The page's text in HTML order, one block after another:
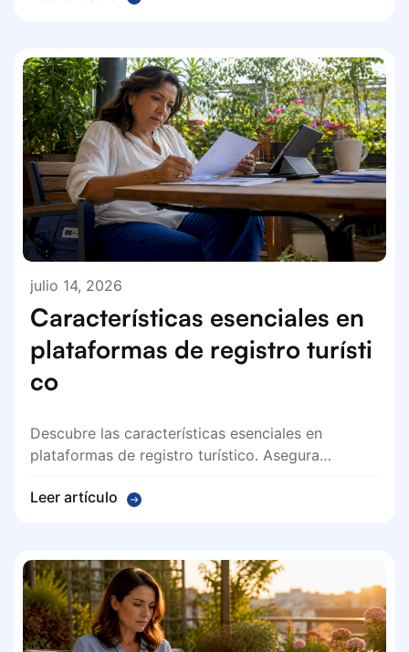
julio 14, 2026
Características esenciales en
plataformas de registro turísti
co
Descubre las características esenciales en
plataformas de registro turístico. Asegura…
Leer artículo